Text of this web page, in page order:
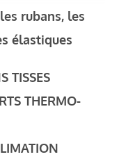
rubans, les
élastiques
TISSES
THERMO-